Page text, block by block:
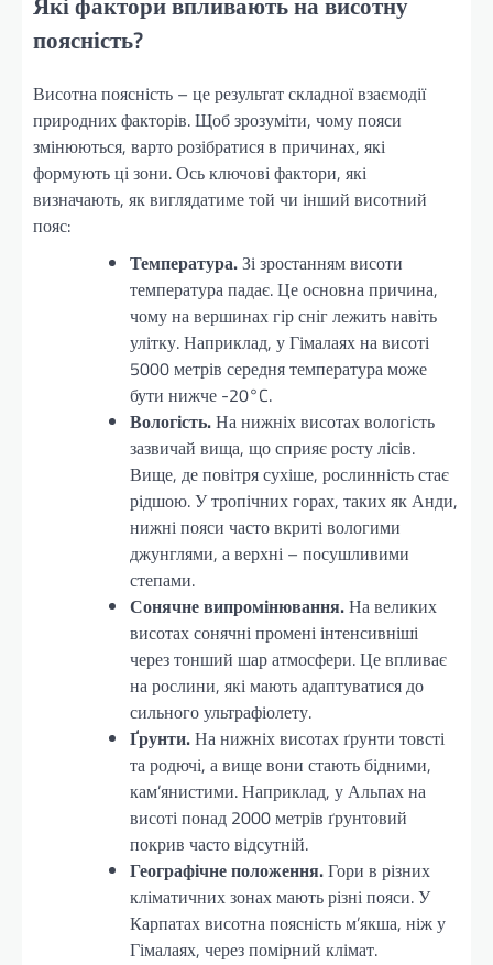
поясність?
Висотна поясність – це результат складної взаємодії
природних факторів. Щоб зрозуміти, чому пояси
змінюються, варто розібратися в причинах, які
формують ці зони. Ось ключові фактори, які
визначають, як виглядатиме той чи інший висотний
пояс:
Температура.Зі зростанням висоти
температура падає. Це основна причина,
чому на вершинах гір сніг лежить навіть
улітку. Наприклад, у Гімалаях на висоті
5000 метрів середня температура може
бути нижче -20°C.
Вологість.На нижніх висотах вологість
зазвичай вища, що сприяє росту лісів.
Вище, де повітря сухіше, рослинність стає
рідшою. У тропічних горах, таких як Анди,
нижні пояси часто вкриті вологими
джунглями, а верхні – посушливими
степами.
Сонячне випромінювання.На великих
висотах сонячні промені інтенсивніші
через тонший шар атмосфери. Це впливає
на рослини, які мають адаптуватися до
сильного ультрафіолету.
Ґрунти.На нижніх висотах ґрунти товсті
та родючі, а вище вони стають бідними,
кам’янистими. Наприклад, у Альпах на
висоті понад 2000 метрів ґрунтовий
покрив часто відсутній.
Географічне положення.Гори в різних
кліматичних зонах мають різні пояси. У
Карпатах висотна поясність м’якша, ніж у
Гімалаях, через помірний клімат.